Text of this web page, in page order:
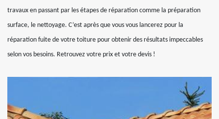
travaux en passant par les étapes de réparation comme la préparation
surface, le nettoyage. C’est après que vous vous lancerez pour la
réparation fuite de votre toiture pour obtenir des résultats impeccables
selon vos besoins. Retrouvez votre prix et votre devis !